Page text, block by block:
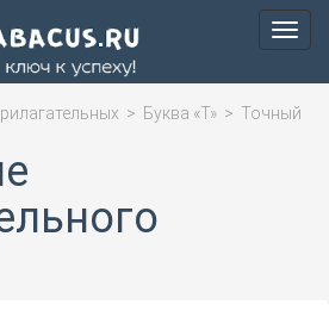
Меню
> Буква «Т» > Точный